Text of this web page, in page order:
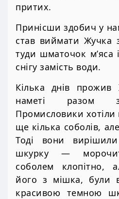
притих.
Принісши здобич у
став виймати Жучка
туди шматочок
снігу замість води.
Кілька днів
наметі разом
Промисловики
ще кілька соболів,
Тоді вони
шкурку —
соболем клопітно,
його з мішка, були
красивою темною